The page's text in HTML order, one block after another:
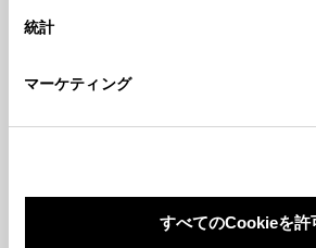
設定の変更、同意を撤回したりするにあ
「Cookie（クッキー）情報の取り扱いに
統計
マーケティング
すべてのCookieを許